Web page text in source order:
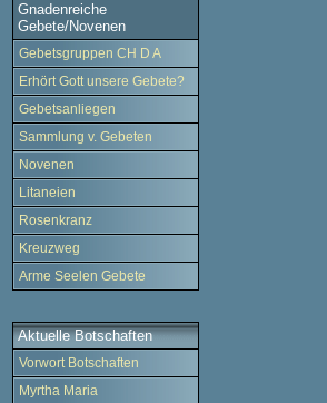
Gnadenreiche
Gebete/Novenen
Gebetsgruppen CH D A
Erhört Gott unsere Gebete?
Gebetsanliegen
Sammlung v. Gebeten
Novenen
Litaneien
Rosenkranz
Kreuzweg
Arme Seelen Gebete
Aktuelle Botschaften
Vorwort Botschaften
Myrtha Maria